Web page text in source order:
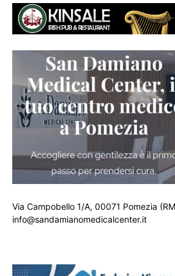
Via Campobello 1/A, 00071 Pomezia
info@sandamianomedicalcenter.it